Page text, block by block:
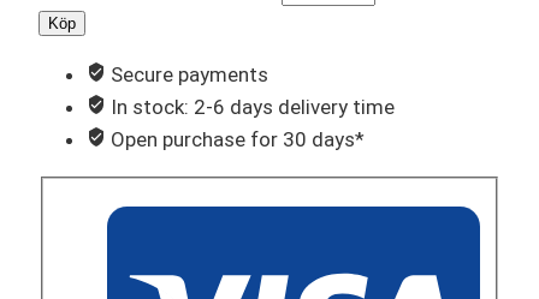
Köp
Secure payments
In stock: 2-6 days delivery time
Open purchase for 30 days*